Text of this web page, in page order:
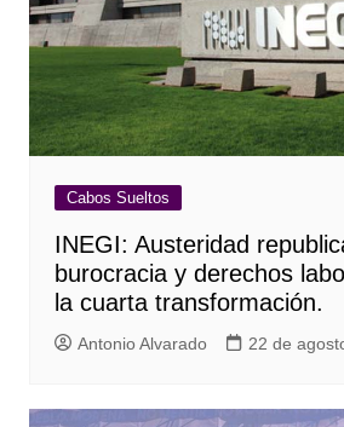
Cabos Sueltos
INEGI: Austeridad
burocracia y derechos
la cuarta transformación.
Antonio Alvarado 22 de